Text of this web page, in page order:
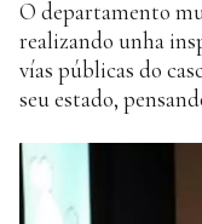
O departamento
realizando unha
vías públicas do
seu estado,